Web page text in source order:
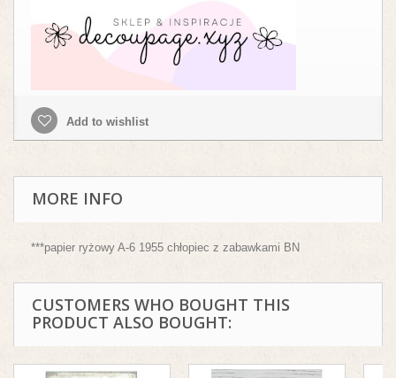
Add to wishlist
MORE INFO
***papier ryżowy A-6 1955 chłopiec z zabawkami BN
CUSTOMERS WHO BOUGHT THIS
PRODUCT ALSO BOUGHT: